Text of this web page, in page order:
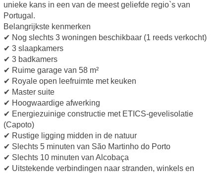
unieke kans in een van de meest geliefde regio`s van
Portugal.
Belangrijkste kenmerken
✔ Nog slechts 3 woningen beschikbaar (1 reeds verkocht)
✔ 3 slaapkamers
✔ 3 badkamers
✔ Ruime garage van 58 m²
✔ Royale open leefruimte met keuken
✔ Master suite
✔ Hoogwaardige afwerking
✔ Energiezuinige constructie met ETICS-gevelisolatie
(Capoto)
✔ Rustige ligging midden in de natuur
✔ Slechts 5 minuten van São Martinho do Porto
✔ Slechts 10 minuten van Alcobaça
✔ Uitstekende verbindingen naar stranden, winkels en